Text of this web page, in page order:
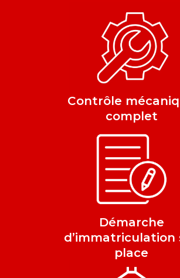
Contrôle
complet
Démarche
d’immatriculation
place